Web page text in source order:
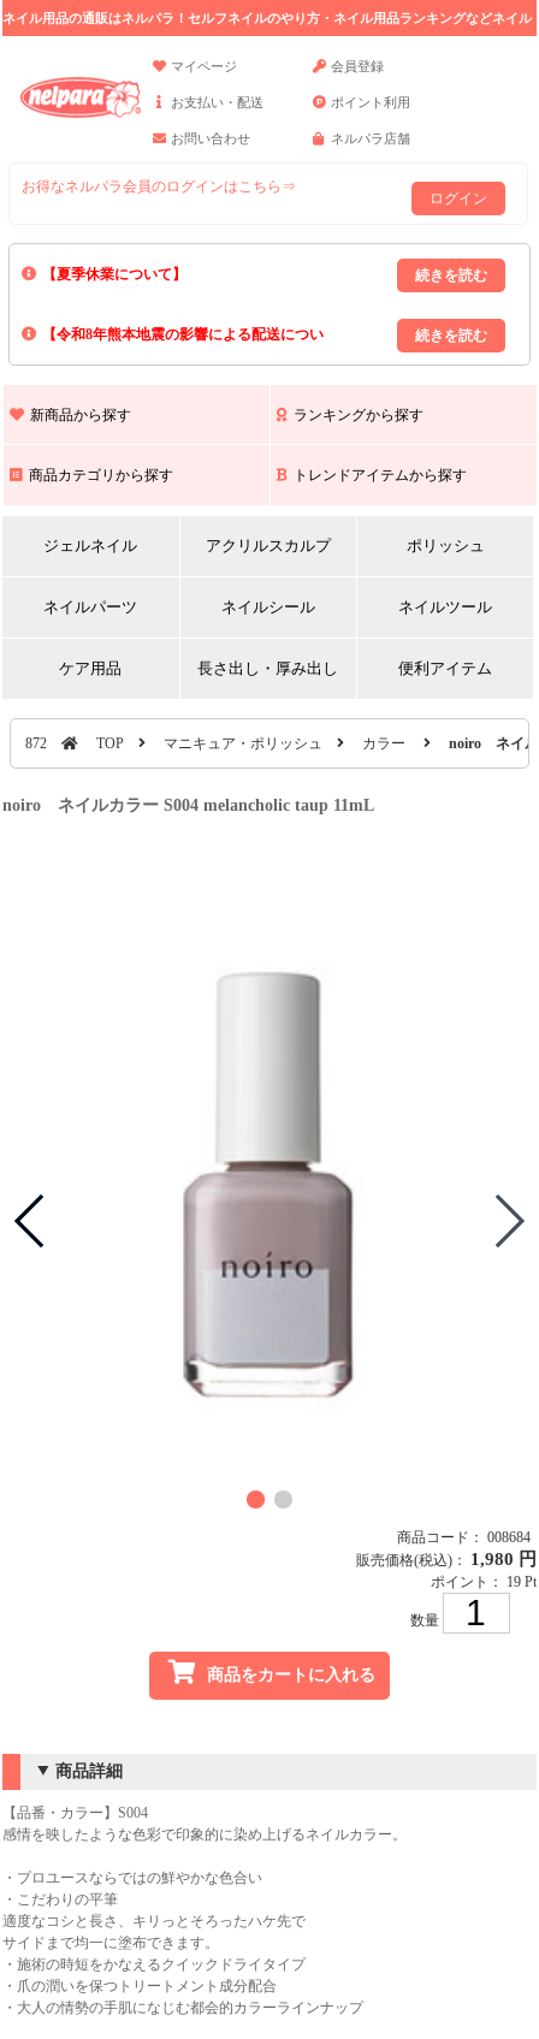
ネイル用品の通販はネルパラ！セルフネイルのやり方・ネイル用品ランキングなどネイル
マイページ
会員登録
お支払い・配送 ポイント利用
お問い合わせ ネルパラ店舗
お得なネルパラ会員のログインはこちら⇒
ログイン
【夏季休業について】
8/13(木)～8/16(日)の間｢出荷業務・お問い合わせ業務｣はお休みいたしま
上記期間中のご注文・お問い合わせは8/17(月)以降の対応となりますので
【令和8年熊本地震の影響による配送につい
また､ 九州全域でお荷物のお届けに遅延が生じております｡
新商品から探す ランキングから探す
商品カテゴリから探す トレンドアイテムから探す
ジェルネイル アクリルスカルプ ポリッシュ
ネイルパーツ ネイルシール ネイルツール
ケア用品 長さ出し・厚み出し 便利アイテム
872 TOP マニキュア・ポリッシュ カラー noiro ネイル
noiro ネイルカラー S004 melancholic taup 11mL
商品コード： 008684
販売価格(税込)： 1,980 円
ポイント： 19 Pt
数量
商品をカートに入れる
商品詳細
【品番・カラー】S004
感情を映したような色彩で印象的に染め上げるネイルカラー。
・プロユースならではの鮮やかな色合い
・こだわりの平筆
適度なコシと長さ、キリっとそろったハケ先で
サイドまで均一に塗布できます。
・施術の時短をかなえるクイックドライタイプ
・爪の潤いを保つトリートメント成分配合
・大人の情勢の手肌になじむ都会的カラーラインナップ